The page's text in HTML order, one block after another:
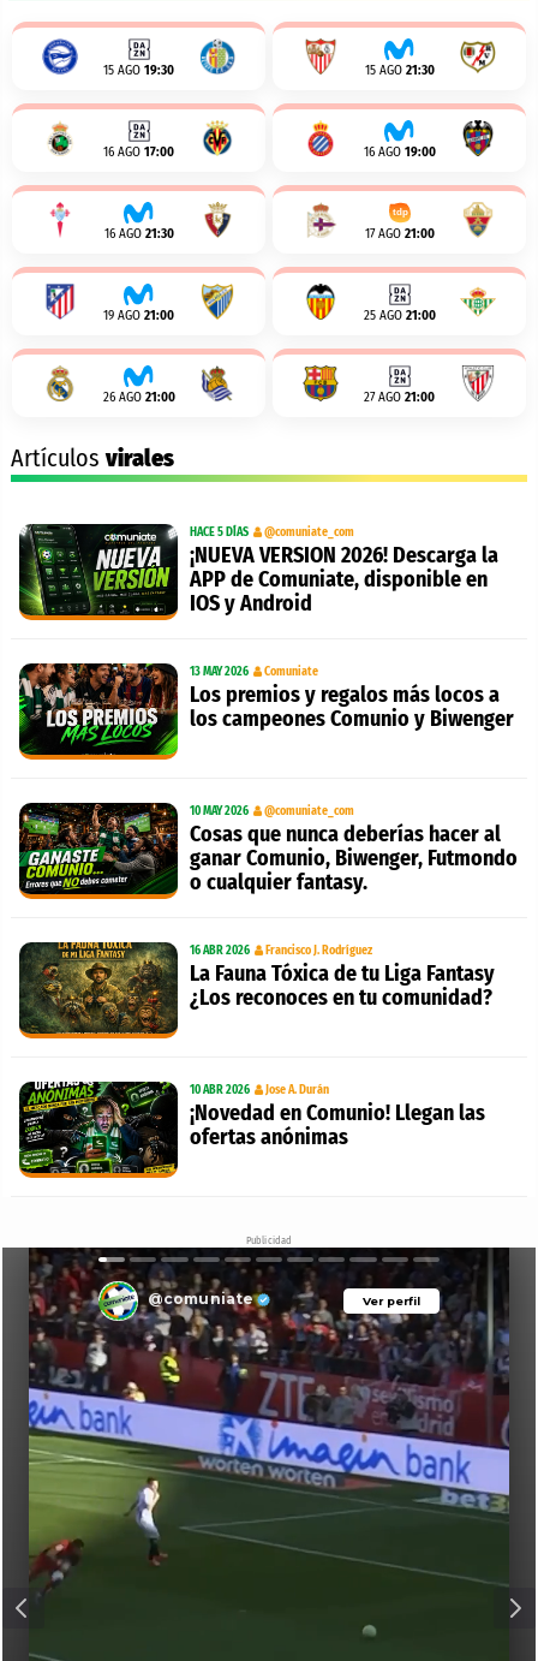
15 AGO 19:30 15 AGO 21:30
16 AGO 17:00 16 AGO 19:00
16 AGO 21:30 17 AGO 21:00
19 AGO 21:00 25 AGO 21:00
26 AGO 21:00 27 AGO 21:00
Artículosvirales
HACE 5 DÍAS @comuniate_com
¡NUEVA VERSION 2026! Descarga la
APP de Comuniate, disponible en
IOS y Android
13 MAY 2026 Comuniate
Los premios y regalos más locos a
los campeones Comunio y Biwenger
10 MAY 2026 @comuniate_com
Cosas que nunca deberías hacer al
ganar Comunio, Biwenger, Futmondo
o cualquier fantasy.
16 ABR 2026 Francisco J. Rodríguez
La Fauna Tóxica de tu Liga Fantasy
¿Los reconoces en tu comunidad?
10 ABR 2026 Jose A. Durán
¡Novedad en Comunio! Llegan las
ofertas anónimas
Publicidad
Ver perfil
@comuniate Ver perfil